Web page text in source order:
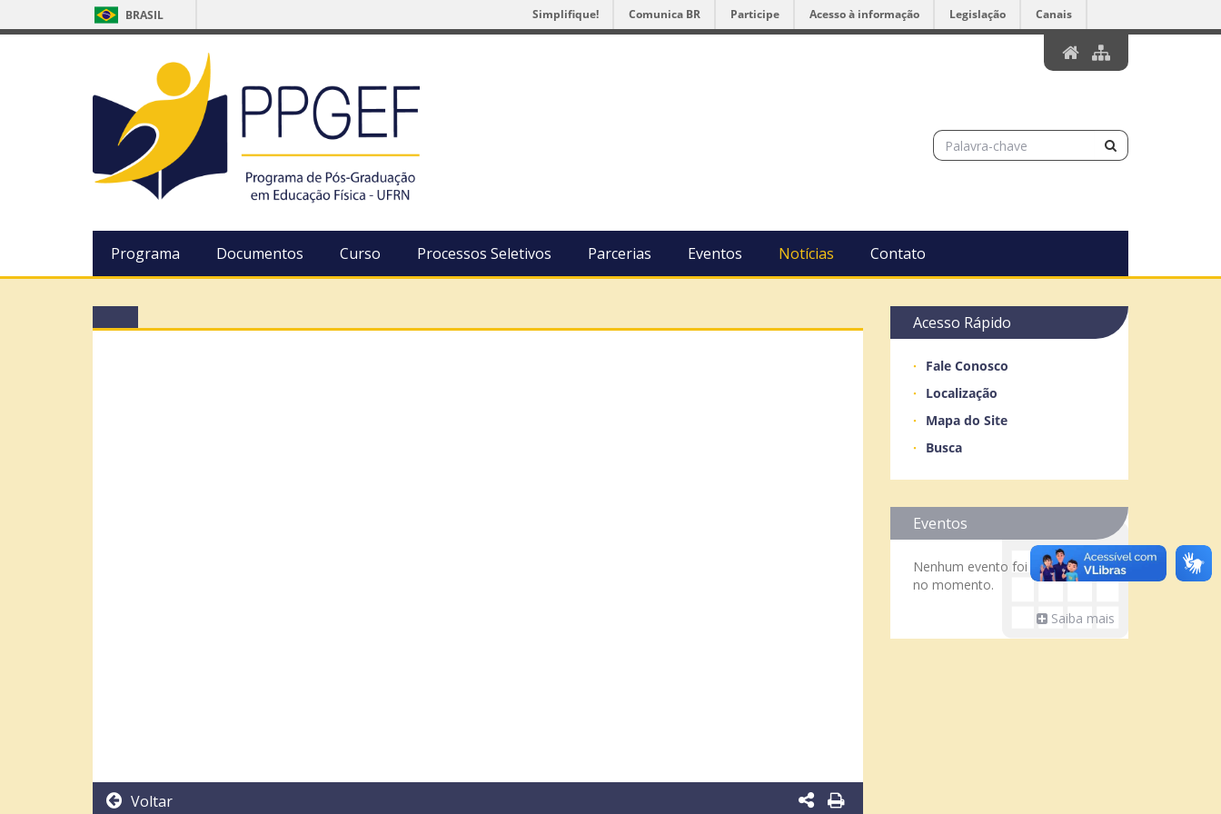
BRASIL Simplifique! Comunica BR Participe Acesso à informação Legislação Canais
Programa Documentos Curso Processos Seletivos Parcerias Eventos Notícias Contato
Voltar
Acesso Rápido
Fale Conosco
Localização
Mapa do Site
Busca
Eventos
Nenhum evento foi encontrado
no momento.
Saiba mais